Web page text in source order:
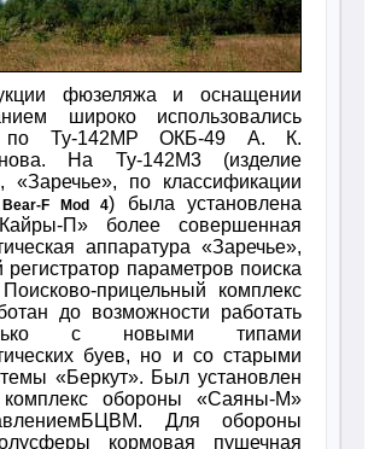
фюзеляжа и оснащении
широко использовались
по Ту-142МР ОКБ-49 А. К.
На Ту-142М3 (изделие
по классификации
Bear-F Mod 4) была установлена
П» более совершенная
аппаратура «Заречье»,
регистратор параметров поиска
прицельный комплекс
до возможности работать
с новыми типами
буев, но и со старыми
«Беркут». Был установлен
комплекс обороны «Саяны-М»
Для обороны
кормовая пушечная